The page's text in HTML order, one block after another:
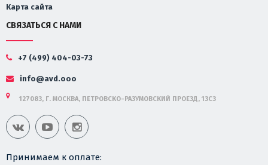
Карта сайта
СВЯЗАТЬСЯ С НАМИ
+7 (499) 404-03-73
info@avd.ooo
127083, Г. МОСКВА, ПЕТРОВСКО-РАЗУМОВСКИЙ ПРОЕЗД, 13С3
Принимаем к оплате: